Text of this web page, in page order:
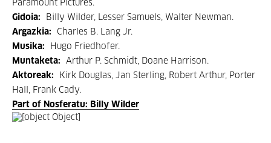
Paramount Pictures.
Gidoia:
Billy Wilder, Lesser Samuels, Walter Newman.
Argazkia:
Charles B. Lang Jr.
Musika:
Hugo Friedhofer.
Muntaketa:
Arthur P. Schmidt, Doane Harrison.
Aktoreak:
Kirk Douglas, Jan Sterling, Robert Arthur, Porter
Hall, Frank Cady.
Part of Nosferatu: Billy Wilder